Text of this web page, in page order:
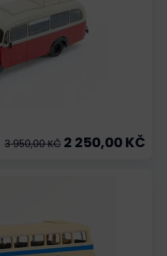
3 950,00 KČ 2 250,00 KČ